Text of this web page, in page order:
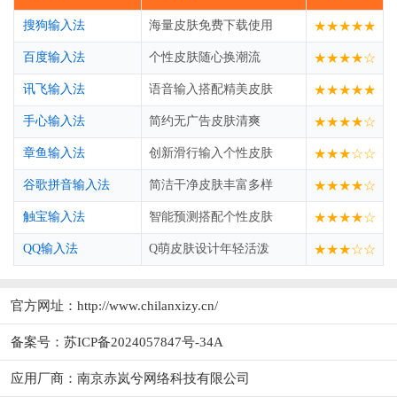
搜狗输入法 海量皮肤免费下载使用 ★★★★★
百度输入法 个性皮肤随心换潮流 ★★★★☆
讯飞输入法 语音输入搭配精美皮肤 ★★★★★
手心输入法 简约无广告皮肤清爽 ★★★★☆
章鱼输入法 创新滑行输入个性皮肤 ★★★☆☆
谷歌拼音输入法 简洁干净皮肤丰富多样 ★★★★☆
触宝输入法 智能预测搭配个性皮肤 ★★★★☆
QQ输入法 Q萌皮肤设计年轻活泼 ★★★☆☆
官方网址： http://www.chilanxizy.cn/
备案号：苏ICP备2024057847号-34A
应用厂商： 南京赤岚兮网络科技有限公司